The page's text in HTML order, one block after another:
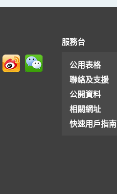
服務台
公用表格
聯絡及支援
公開資料
相關網址
快速用戶指南